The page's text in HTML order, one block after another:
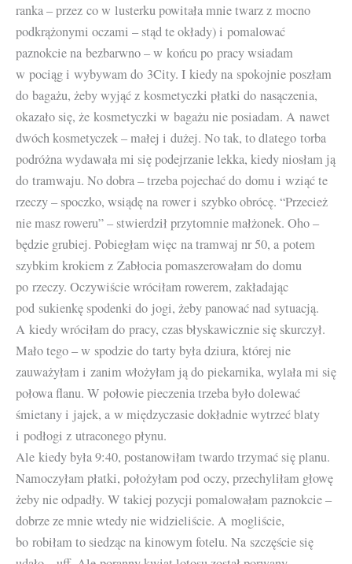
ranka – przez co w lusterku powitała mnie twarz z mocno
podkrążonymi oczami – stąd te okłady) i pomalować
paznokcie na bezbarwno – w końcu po pracy wsiadam
w pociąg i wybywam do 3City. I kiedy na spokojnie poszłam
do bagażu, żeby wyjąć z kosmetyczki płatki do nasączenia,
okazało się, że kosmetyczki w bagażu nie posiadam. A nawet
dwóch kosmetyczek – małej i dużej. No tak, to dlatego torba
podróżna wydawała mi się podejrzanie lekka, kiedy niosłam ją
do tramwaju. No dobra – trzeba pojechać do domu i wziąć te
rzeczy – spoczko, wsiądę na rower i szybko obrócę. “Przecież
nie masz roweru” – stwierdził przytomnie małżonek. Oho –
będzie grubiej. Pobiegłam więc na tramwaj nr 50, a potem
szybkim krokiem z Zabłocia pomaszerowałam do domu
po rzeczy. Oczywiście wróciłam rowerem, zakładając
pod sukienkę spodenki do jogi, żeby panować nad sytuacją.
A kiedy wróciłam do pracy, czas błyskawicznie się skurczył.
Mało tego – w spodzie do tarty była dziura, której nie
zauważyłam i zanim włożyłam ją do piekarnika, wylała mi się
połowa flanu. W połowie pieczenia trzeba było dolewać
śmietany i jajek, a w międzyczasie dokładnie wytrzeć blaty
i podłogi z utraconego płynu.
Ale kiedy była 9:40, postanowiłam twardo trzymać się planu.
Namoczyłam płatki, położyłam pod oczy, przechyliłam głowę
żeby nie odpadły. W takiej pozycji pomalowałam paznokcie –
dobrze ze mnie wtedy nie widzieliście. A mogliście,
bo robiłam to siedząc na kinowym fotelu. Na szczęście się